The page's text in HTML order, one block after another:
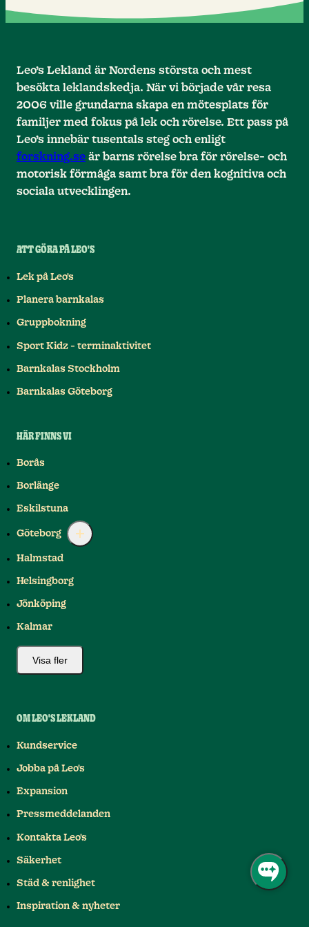
Leo’s Lekland är Nordens största och mest
besökta leklandskedja. När vi började vår resa
2006 ville grundarna skapa en mötesplats för
familjer med fokus på lek och rörelse. Ett pass på
Leo’s innebär tusentals steg och enligt
forskning.se är barns rörelse bra för rörelse- och
motorisk förmåga samt bra för den kognitiva och
sociala utvecklingen.
ATT GÖRA PÅ LEO'S
Lek på Leo's
Planera barnkalas
Gruppbokning
Sport Kidz - terminaktivitet
Barnkalas Stockholm
Barnkalas Göteborg
HÄR FINNS VI
Borås
Borlänge
Eskilstuna
Göteborg
Halmstad
Helsingborg
Jönköping
Kalmar
Visa fler
OM LEO'S LEKLAND
Kundservice
Jobba på Leo's
Expansion
Pressmeddelanden
Kontakta Leo's
Säkerhet
Städ & renlighet
Inspiration & nyheter